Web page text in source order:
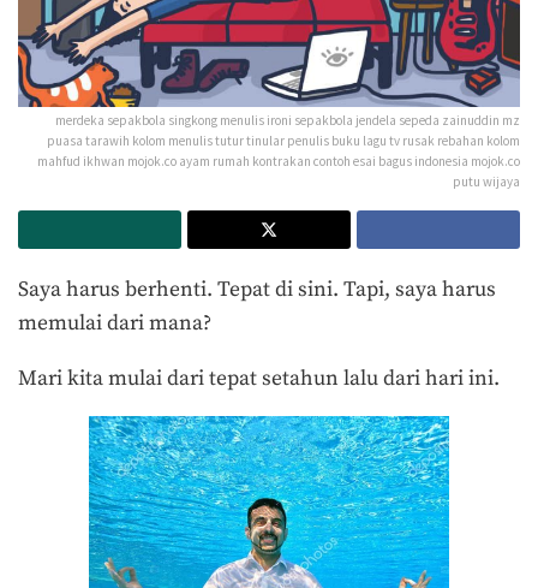
merdeka sepakbola singkong menulis ironi sepakbola jendela sepeda zainuddin mz
puasa tarawih kolom menulis tutur tinular penulis buku lagu tv rusak rebahan kolom
mahfud ikhwan mojok.co ayam rumah kontrakan contoh esai bagus indonesia mojok.co
putu wijaya
Saya harus berhenti. Tepat di sini. Tapi, saya harus
memulai dari mana?
Mari kita mulai dari tepat setahun lalu dari hari ini.